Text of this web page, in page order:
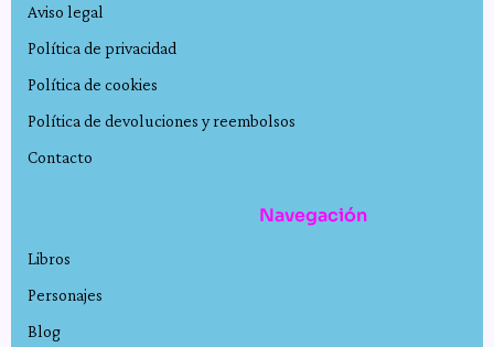
Aviso legal
Política de privacidad
Política de cookies
Política de devoluciones y reembolsos
Contacto
Navegación
Libros
Personajes
Blog